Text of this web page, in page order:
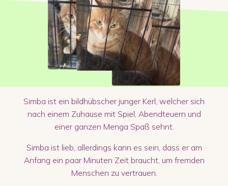
Simba ist ein bildhübscher junger Kerl, welcher sich
nach einem Zuhause mit Spiel, Abendteuern und
einer ganzen Menga Spaß sehnt.
Simba ist lieb, allerdings kann es sein, dass er am
Anfang ein paar Minuten Zeit braucht, um fremden
Menschen zu vertrauen.